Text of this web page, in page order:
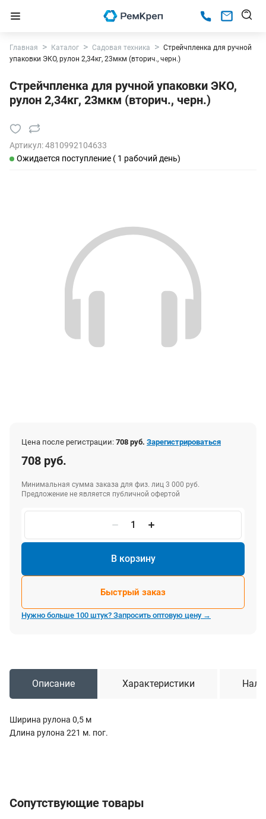
Главная Каталог Садовая техника
Стрейчпленка для ручной
упаковки ЭКО, рулон 2,34кг, 23мкм (вторич., черн.)
Стрейчпленка для ручной упаковки ЭКО,
рулон 2,34кг, 23мкм (вторич., черн.)
Артикул:4810992104633
Ожидается поступление ( 1 рабочий день)
Цена после регистрации: 708 руб. Зарегистрироваться
708 руб.
Минимальная сумма заказа для физ. лиц 3 000 руб.
Предложение не является публичной офертой
В корзину
Быстрый заказ
Нужно больше 100 штук? Запросить оптовую цену →
Описание Характеристики
Ширина рулона 0,5 м
Длина рулона 221 м. пог.
Сопутствующие товары